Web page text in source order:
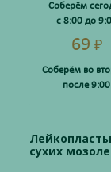
Соберём
с 8:00 до
69 ₽
Соберём во
после 9:00
сухих